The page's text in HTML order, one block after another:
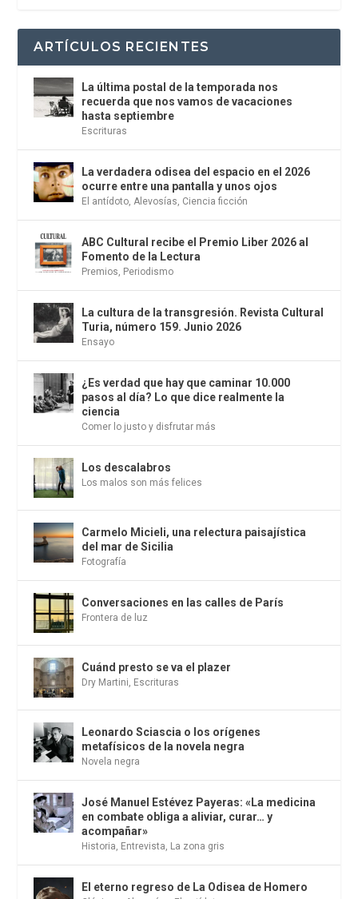
ARTÍCULOS RECIENTES
La última postal de la temporada nos
recuerda que nos vamos de vacaciones
hasta septiembre
Escrituras
La verdadera odisea del espacio en el 2026
ocurre entre una pantalla y unos ojos
El antídoto Alevosías Ciencia ficción
ABC Cultural recibe el Premio Liber 2026 al
Fomento de la Lectura
Premios Periodismo
La cultura de la transgresión. Revista Cultural
Turia, número 159. Junio 2026
Ensayo
¿Es verdad que hay que caminar 10.000
pasos al día? Lo que dice realmente la
ciencia
Comer lo justo y disfrutar más
Los descalabros
Los malos son más felices
Carmelo Micieli, una relectura paisajística
del mar de Sicilia
Fotografía
Conversaciones en las calles de París
Frontera de luz
Cuánd presto se va el plazer
Dry Martini Escrituras
Leonardo Sciascia o los orígenes
metafísicos de la novela negra
Novela negra
José Manuel Estévez Payeras: «La medicina
en combate obliga a aliviar, curar… y
acompañar»
Historia Entrevista La zona gris
El eterno regreso de La Odisea de Homero